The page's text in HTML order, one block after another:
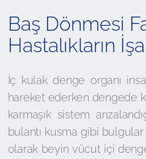
Baş Dönmesi
Hastalıkların
İç kulak denge organı
hareket ederken dengede
karmaşık sistem
bulantı kusma gibi
olarak beyin vücut içi